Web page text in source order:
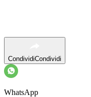
CondividiCondividi
WhatsApp